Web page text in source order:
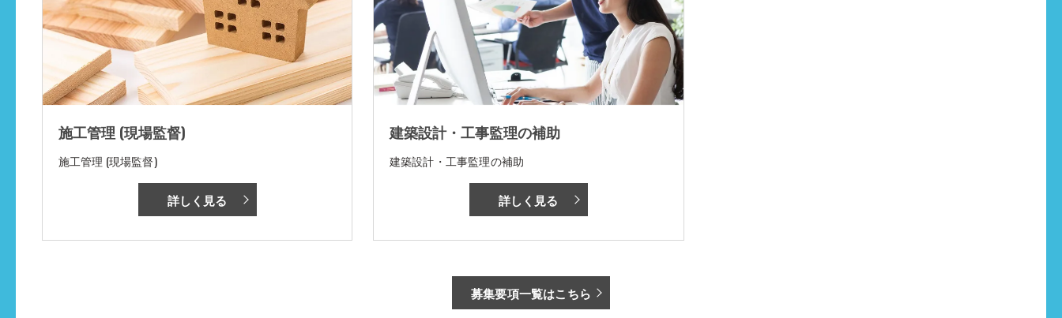
施工管理 (現場監督)
施工管理 (現場監督)
詳しく見る
建築設計・工事監理の補助
建築設計・工事監理の補助
詳しく見る
募集要項一覧はこちら